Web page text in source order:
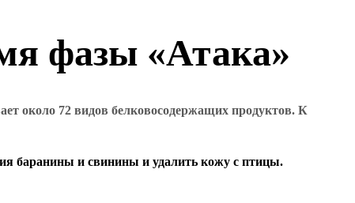
фазы «Атака»
около 72 видов белковосодержащих продуктов. К
баранины и свинины и удалить кожу с птицы.